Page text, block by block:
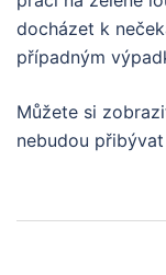
docházet k
případným
Můžete si
nebudou